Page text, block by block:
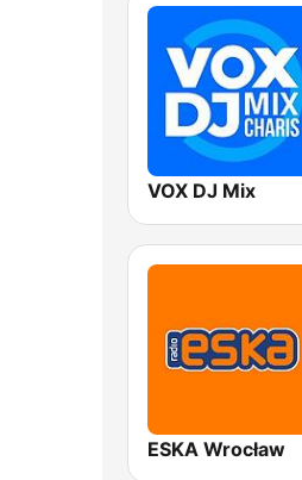
VOX DJ Mix
ESKA Wrocław